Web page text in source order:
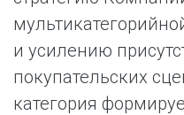
и усилению
покупательских
категория